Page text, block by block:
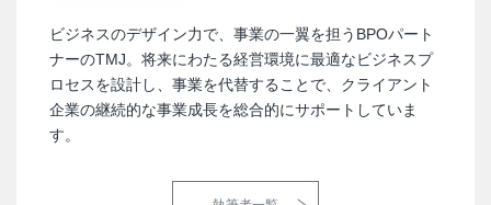
ビジネスのデザイン力で、事業の一翼を担うBPOパート
ナーのTMJ。将来にわたる経営環境に最適なビジネスプ
ロセスを設計し、事業を代替することで、クライアント
企業の継続的な事業成長を総合的にサポートしていま
す。